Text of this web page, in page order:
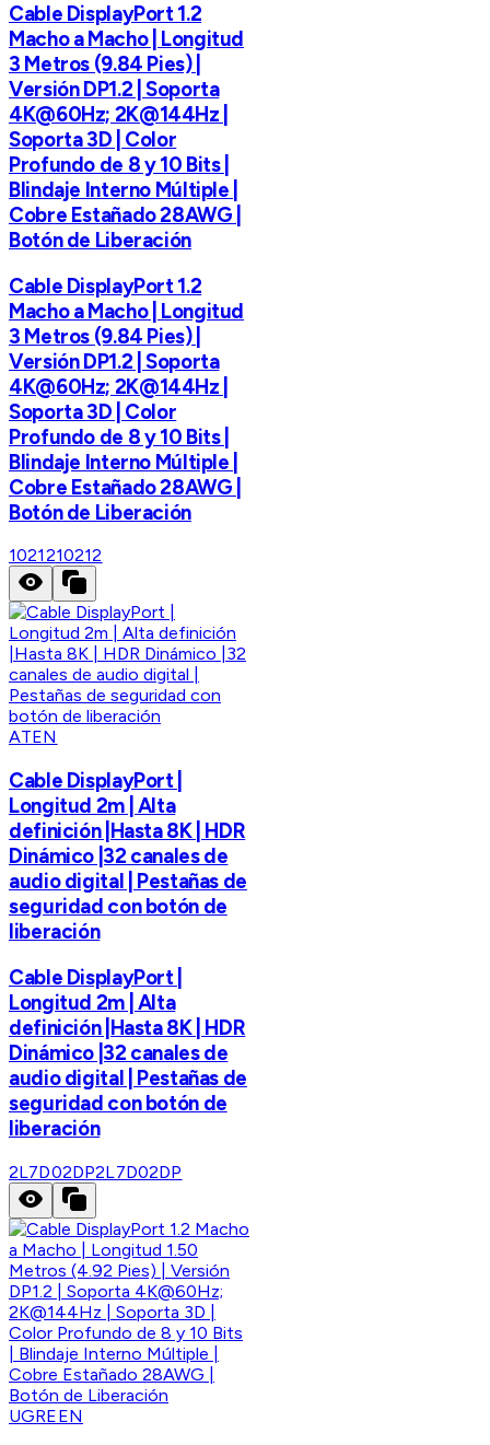
Cable DisplayPort 1.2
Macho a Macho | Longitud
3 Metros (9.84 Pies) |
Versión DP1.2 | Soporta
4K@60Hz; 2K@144Hz |
Soporta 3D | Color
Profundo de 8 y 10 Bits |
Blindaje Interno Múltiple |
Cobre Estañado 28AWG |
Botón de Liberación
Cable DisplayPort 1.2
Macho a Macho | Longitud
3 Metros (9.84 Pies) |
Versión DP1.2 | Soporta
4K@60Hz; 2K@144Hz |
Soporta 3D | Color
Profundo de 8 y 10 Bits |
Blindaje Interno Múltiple |
Cobre Estañado 28AWG |
Botón de Liberación
1021210212
ATEN
Cable DisplayPort |
Longitud 2m | Alta
definición |Hasta 8K | HDR
Dinámico |32 canales de
audio digital | Pestañas de
seguridad con botón de
liberación
Cable DisplayPort |
Longitud 2m | Alta
definición |Hasta 8K | HDR
Dinámico |32 canales de
audio digital | Pestañas de
seguridad con botón de
liberación
2L7D02DP2L7D02DP
UGREEN